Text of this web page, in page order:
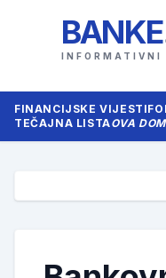
BANKE
INFORMATIVNI
FINANCIJSKE VIJESTI
TEČAJNA LISTAOVA